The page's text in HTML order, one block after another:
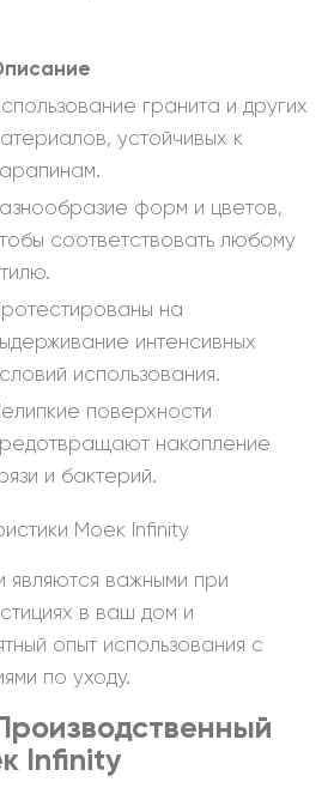
гранита и других
устойчивых к
форм и цветов,
соответствовать любому
на
интенсивных
использования.
поверхности
накопление
и бактерий.
Моек Infinity
являются важными при
в ваш дом и
опыт использования с
по уходу.
Infinity